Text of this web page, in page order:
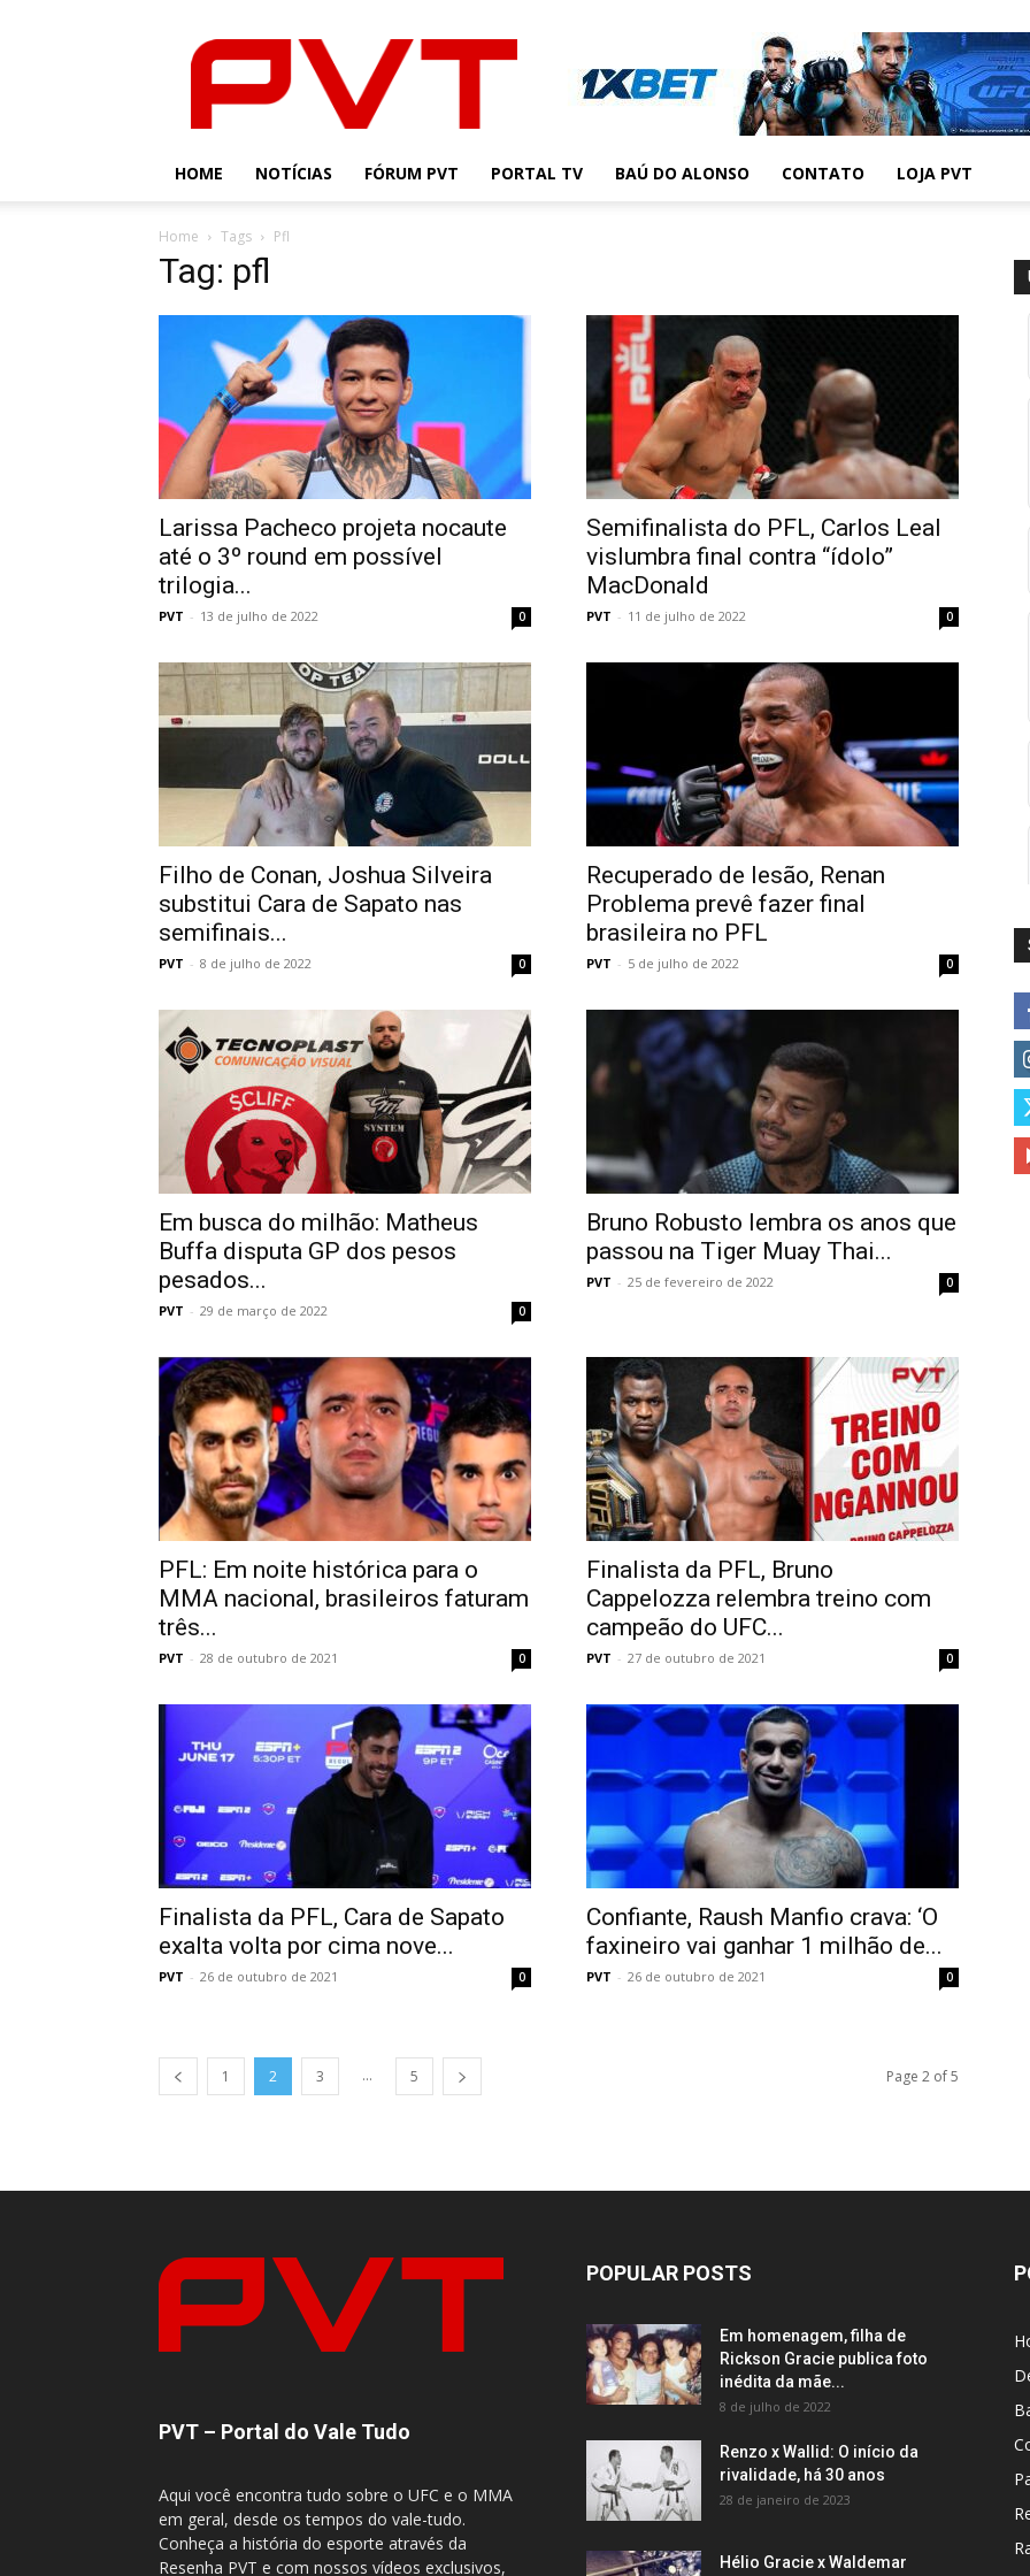
HOME NOTÍCIAS FÓRUM PVT PORTAL TV BAÚ DO ALONSO CONTATO LOJA PVT
Home Tags Pfl
Tag: pfl
Larissa Pacheco projeta nocaute
até o 3º round em possível
trilogia...
PVT - 13 de julho de 2022 0
Semifinalista do PFL, Carlos Leal
vislumbra final contra “ídolo”
MacDonald
PVT - 11 de julho de 2022 0
Filho de Conan, Joshua Silveira
substitui Cara de Sapato nas
semifinais...
PVT - 8 de julho de 2022 0
Recuperado de lesão, Renan
Problema prevê fazer final
brasileira no PFL
PVT - 5 de julho de 2022 0
Em busca do milhão: Matheus
Buffa disputa GP dos pesos
pesados...
PVT - 29 de março de 2022 0
Bruno Robusto lembra os anos que
passou na Tiger Muay Thai...
PVT - 25 de fevereiro de 2022 0
PFL: Em noite histórica para o
MMA nacional, brasileiros faturam
três...
PVT - 28 de outubro de 2021 0
Finalista da PFL, Bruno
Cappelozza relembra treino com
campeão do UFC...
PVT - 27 de outubro de 2021 0
Finalista da PFL, Cara de Sapato
exalta volta por cima nove...
PVT - 26 de outubro de 2021 0
Confiante, Raush Manfio crava: ‘O
faxineiro vai ganhar 1 milhão de...
PVT - 26 de outubro de 2021 0
1 2 3 ... 5 Page 2 of 5
PVT – Portal do Vale Tudo
Aqui você encontra tudo sobre o UFC e o MMA
em geral, desde os tempos do vale-tudo.
Conheça a história do esporte através da
Resenha PVT e com nossos vídeos exclusivos,
POPULAR POSTS
Em homenagem, filha de
Rickson Gracie publica foto
inédita da mãe...
8 de julho de 2022
Renzo x Wallid: O início da
rivalidade, há 30 anos
28 de janeiro de 2023
Hélio Gracie x Waldemar